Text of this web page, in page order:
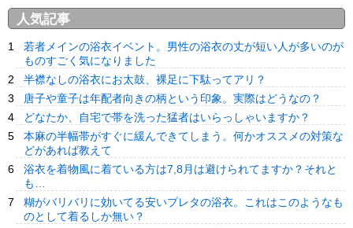
人気記事
若者メインの浴衣イベント。男性の浴衣の丈が短い人が多いのが
ものすごく気になりました
半襟なしの浴衣にお太鼓、裸足に下駄ってアリ？
唐子や童子は年配者向きの柄という印象。実際はどうなの？
どなたか、自宅で帯を洗った猛者はいらっしゃいますか？
本麻の半幅帯がすぐに緩んできてしまう。何かオススメの対策な
どがあれば教えて
浴衣を着物風に着ている方は7,8月は避けられてますか？それと
も…
糊がバリバリに効いてる安いプレタの浴衣。これはこのようなも
のとして着るしか無い？